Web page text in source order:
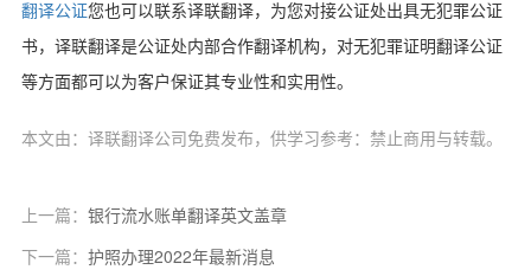
翻译公证您也可以联系译联翻译，为您对接公证处出具无犯罪公证
书，译联翻译是公证处内部合作翻译机构，对无犯罪证明翻译公证
等方面都可以为客户保证其专业性和实用性。
本文由：译联翻译公司免费发布，供学习参考：禁止商用与转载。
上一篇： 银行流水账单翻译英文盖章
下一篇： 护照办理2022年最新消息